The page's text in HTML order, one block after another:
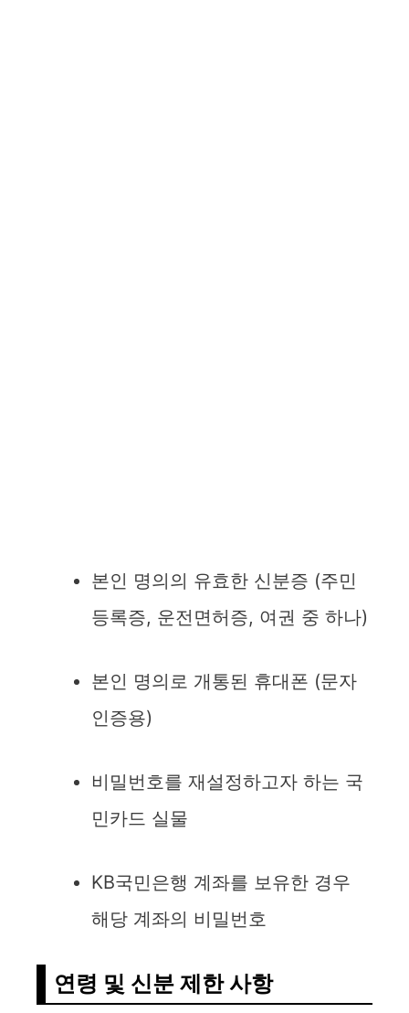
본인 명의의 유효한 신분증 (주민
등록증, 운전면허증, 여권 중 하나)
본인 명의로 개통된 휴대폰 (문자
인증용)
비밀번호를 재설정하고자 하는 국
민카드 실물
KB국민은행 계좌를 보유한 경우
해당 계좌의 비밀번호
연령 및 신분 제한 사항